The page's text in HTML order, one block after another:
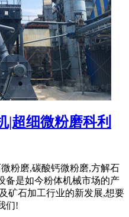
|超细微粉磨科利
粉磨,碳酸钙微粉磨,方解石
备是如今粉体机械市场的产
矿石加工行业的新发展,想要
们!